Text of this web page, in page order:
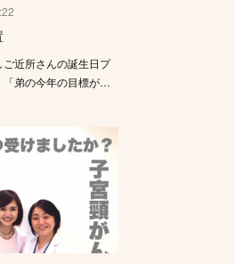
近所さんの誕生日プ
「弟の今年の目標が…